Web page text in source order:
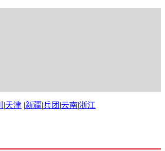
|天津 |新疆|兵团 |云南|浙江